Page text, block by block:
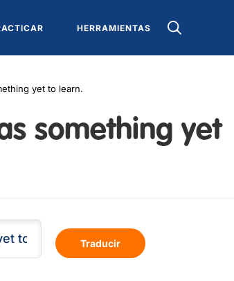
HERRAMIENTAS
yet to learn.
something yet
Traducir